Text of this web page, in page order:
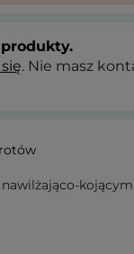
. Nie masz